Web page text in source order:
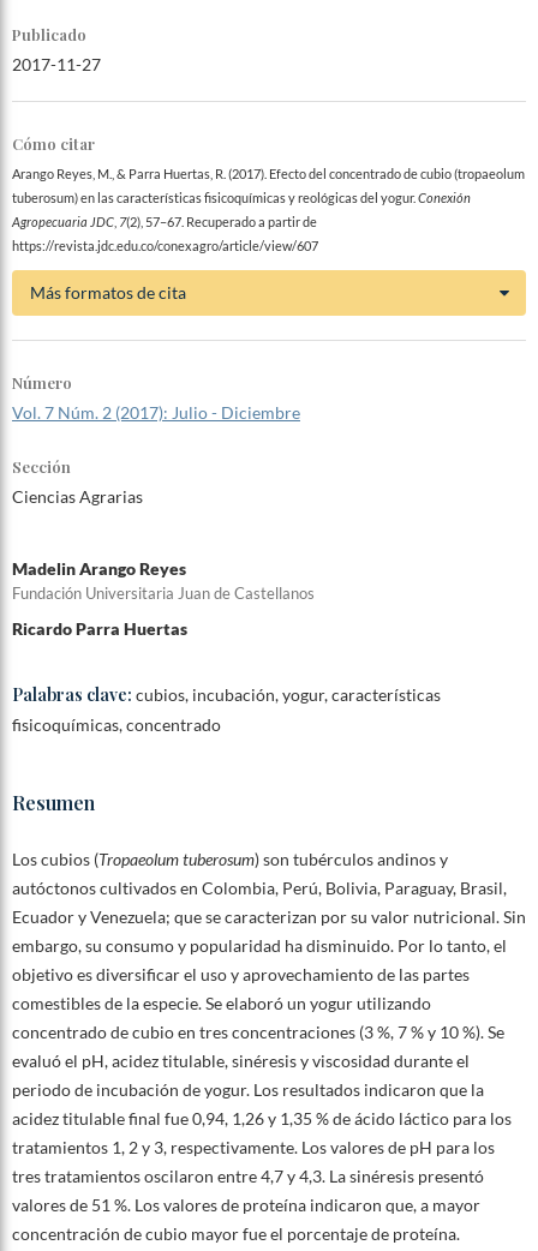
Madelin Arango Reyes
Fundación Universitaria Juan de Castellanos
Ricardo Parra Huertas
Palabras clave: cubios, incubación, yogur, características
fisicoquímicas, concentrado
Resumen
Los cubios (Tropaeolum tuberosum) son tubérculos andinos y
autóctonos cultivados en Colombia, Perú, Bolivia, Paraguay, Brasil,
Ecuador y Venezuela; que se caracterizan por su valor nutricional. Sin
embargo, su consumo y popularidad ha disminuido. Por lo tanto, el
objetivo es diversificar el uso y aprovechamiento de las partes
comestibles de la especie. Se elaboró un yogur utilizando
concentrado de cubio en tres concentraciones (3 %, 7 % y 10 %). Se
evaluó el pH, acidez titulable, sinéresis y viscosidad durante el
periodo de incubación de yogur. Los resultados indicaron que la
acidez titulable final fue 0,94, 1,26 y 1,35 % de ácido láctico para los
tratamientos 1, 2 y 3, respectivamente. Los valores de pH para los
tres tratamientos oscilaron entre 4,7 y 4,3. La sinéresis presentó
valores de 51 %. Los valores de proteína indicaron que, a mayor
concentración de cubio mayor fue el porcentaje de proteína.
Publicado
2017-11-27
Cómo citar
Arango Reyes, M., & Parra Huertas, R. (2017). Efecto del concentrado de cubio (tropaeolum
tuberosum) en las características fisicoquímicas y reológicas del yogur. Conexión
Agropecuaria JDC, 7(2), 57–67. Recuperado a partir de
https://revista.jdc.edu.co/conexagro/article/view/607
Más formatos de cita
Número
Vol. 7 Núm. 2 (2017): Julio - Diciembre
Sección
Ciencias Agrarias